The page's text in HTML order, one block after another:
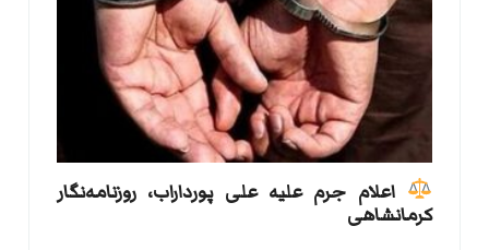
اعلام جرم علیه علی پورداراب، روزنامه‌نگار
کرمانشاهی